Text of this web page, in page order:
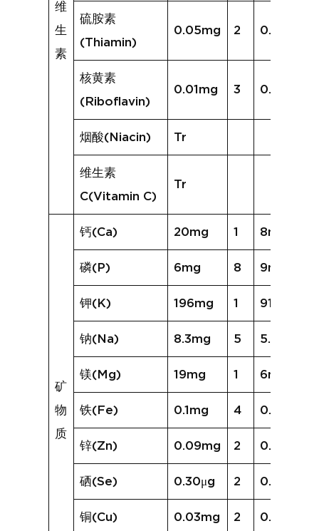
维
生
素
硫胺素
(Thiamin)
0.05mg 2 0.02mg
核黄素
(Riboflavin)
0.01mg 3 0.01mg
烟酸(Niacin) Tr
维生素
C(Vitamin C)
Tr
矿
物
质
钙(Ca) 20mg 1 8mg
磷(P) 6mg 8 9mg
钾(K) 196mg 1 91mg
钠(Na) 8.3mg 5 5.5mg
镁(Mg) 19mg 1 6mg
铁(Fe) 0.1mg 4 0.2mg
锌(Zn) 0.09mg 2 0.12mg
硒(Se) 0.30μg 2 0.09μg
铜(Cu) 0.03mg 2 0.03mg